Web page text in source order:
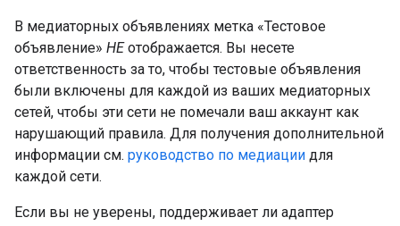
В медиаторных объявлениях метка «Тестовое
объявление» НЕотображается. Вы несете
ответственность за то, чтобы тестовые объявления
были включены для каждой из ваших медиаторных
сетей, чтобы эти сети не помечали ваш аккаунт как
нарушающий правила. Для получения дополнительной
информации см. руководство по медиации для
каждой сети.
Если вы не уверены, поддерживает ли адаптер